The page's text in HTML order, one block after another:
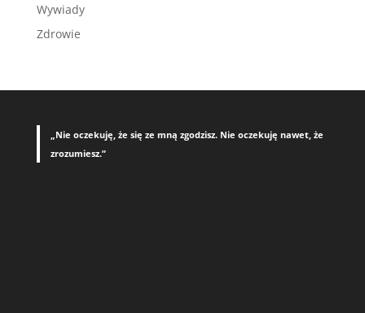
Wywiady
Zdrowie
„Nie oczekuję, że się ze mną zgodzisz. Nie oczekuję nawet, że
zrozumiesz.”